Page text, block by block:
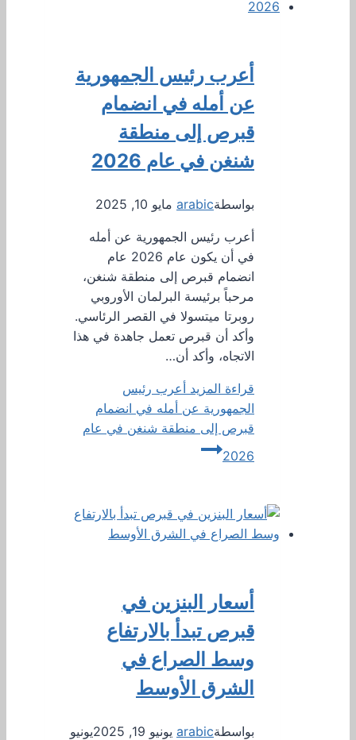
أعرب رئيس الجمهورية
عن أمله في انضمام
قبرص إلى منطقة
شنغن في عام 2026
بواسطةarabic مايو 10, 2025
أعرب رئيس الجمهورية عن أمله
في أن يكون عام 2026 عام
انضمام قبرص إلى منطقة شنغن،
مرحباً برئيسة البرلمان الأوروبي
روبرتا ميتسولا في القصر الرئاسي.
وأكد أن قبرص تعمل جاهدة في هذا
الاتجاه، وأكد أن…
قراءة المزيد أعرب رئيس
الجمهورية عن أمله في انضمام
قبرص إلى منطقة شنغن في عام
2026
أسعار البنزين في
قبرص تبدأ بالارتفاع
وسط الصراع في
الشرق الأوسط
بواسطةarabic يونيو 19, 2025
يونيو